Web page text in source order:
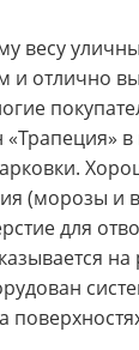
весу
и отлично
в
(морозы и
для
на